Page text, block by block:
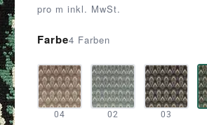
pro m inkl. MwSt.
Farbe4 Farben
04 02 03